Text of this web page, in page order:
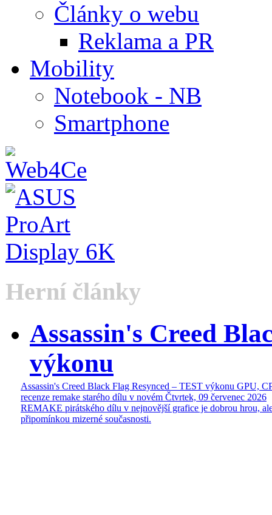
Články o webu
Reklama a PR
Mobility
Notebook - NB
Smartphone
Herní články
Assassin's Creed
výkonu
Assassin's Creed Black Flag Resynced – TEST výkonu GPU,
recenze remake starého dílu v novém Čtvrtek, 09 červenec 2026
REMAKE pirátského dílu v nejnovější grafice je dobrou hrou,
připomínkou mizerné současnosti.